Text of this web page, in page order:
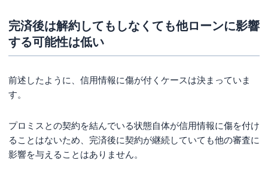
完済後は解約してもしなくても他ローンに影響
する可能性は低い
前述したように、信用情報に傷が付くケースは決まっていま
す。
プロミスとの契約を結んでいる状態自体が信用情報に傷を付け
ることはないため、完済後に契約が継続していても他の審査に
影響を与えることはありません。